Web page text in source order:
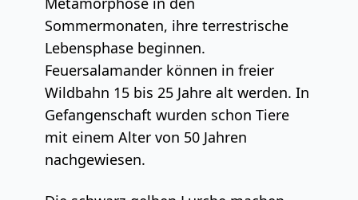
Sommermonaten, ihre terrestrische
Lebensphase beginnen.
Feuersalamander können in freier
Wildbahn 15 bis 25 Jahre alt werden. In
Gefangenschaft wurden schon Tiere
mit einem Alter von 50 Jahren
nachgewiesen.